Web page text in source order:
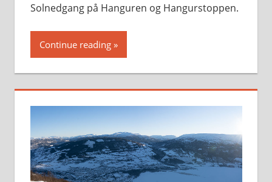
Solnedgang på Hanguren og Hangurstoppen.
Continue reading